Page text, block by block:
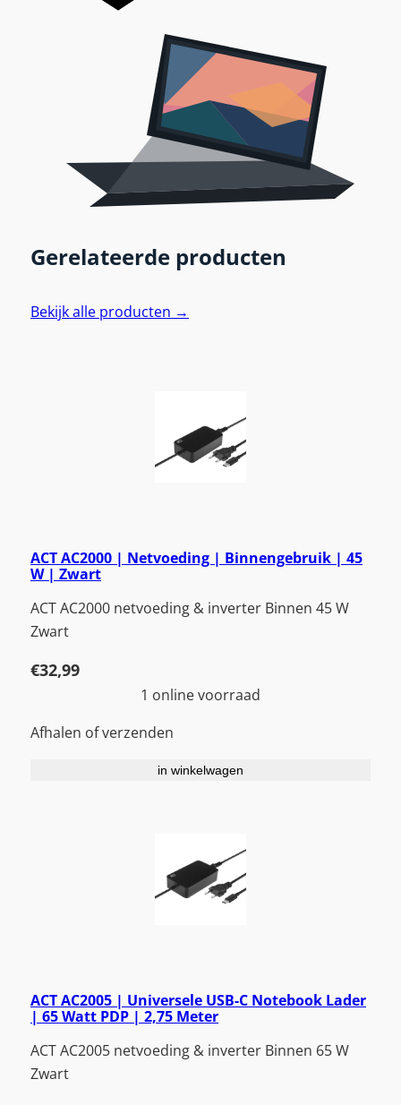
Gerelateerde producten
Bekijk alle producten →
ACT AC2000 | Netvoeding | Binnengebruik | 45
W | Zwart
ACT AC2000 netvoeding & inverter Binnen 45 W
Zwart
€32,99
1 online voorraad
Afhalen of verzenden
in winkelwagen
ACT AC2005 | Universele USB-C Notebook Lader
| 65 Watt PDP | 2,75 Meter
ACT AC2005 netvoeding & inverter Binnen 65 W
Zwart